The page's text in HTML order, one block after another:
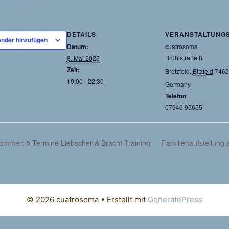
hinzufügen
DETAILS
Datum:
8. Mai 2025
Zeit:
19:00 - 22:30
cuatrosoma
Brühlstraße 8
Bretzfeld, Bitzfeld
Germany
Telefon
07946 95655
5 Termine Liebscher & Bracht-Training Familienaufstellung
© 2026 cuatrosoma • Erstellt mit GeneratePress